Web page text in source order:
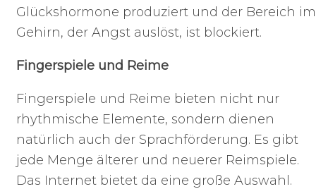
Glückshormone produziert und der Bereich im
Gehirn, der Angst auslöst, ist blockiert.
Fingerspiele und Reime
Fingerspiele und Reime bieten nicht nur
rhythmische Elemente, sondern dienen
natürlich auch der Sprachförderung. Es gibt
jede Menge älterer und neuerer Reimspiele.
Das Internet bietet da eine große Auswahl.